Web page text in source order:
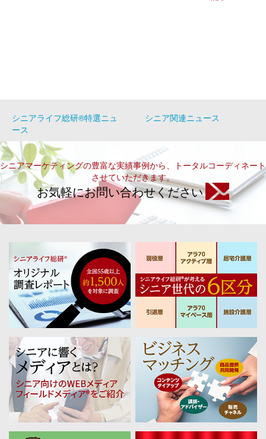
シニアライフ総研®特選ニュ
ース
シニア関連ニュース
シニアマーケティングの豊富な実績事例から、トータルコーディネート
させていただきます。
お気軽にお問い合わせください